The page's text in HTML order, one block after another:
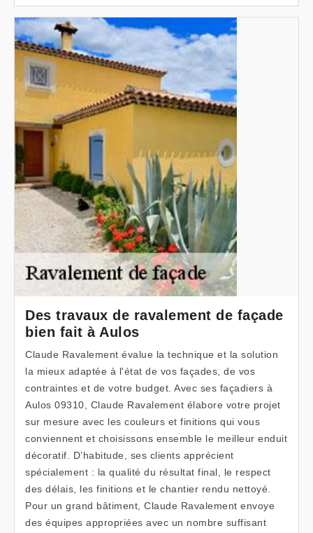
Des travaux de ravalement de façade
bien fait à Aulos
Claude Ravalement évalue la technique et la solution
la mieux adaptée à l'état de vos façades, de vos
contraintes et de votre budget. Avec ses façadiers à
Aulos 09310, Claude Ravalement élabore votre projet
sur mesure avec les couleurs et finitions qui vous
conviennent et choisissons ensemble le meilleur enduit
décoratif. D’habitude, ses clients apprécient
spécialement : la qualité du résultat final, le respect
des délais, les finitions et le chantier rendu nettoyé.
Pour un grand bâtiment, Claude Ravalement envoye
des équipes appropriées avec un nombre suffisant